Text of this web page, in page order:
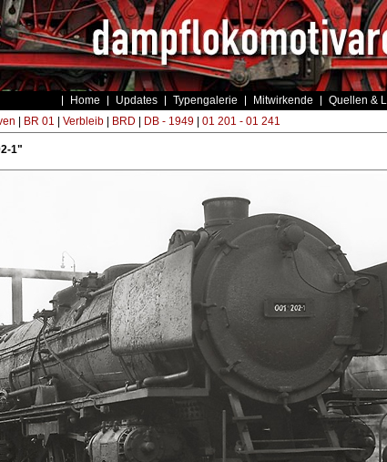
Home Updates Typengalerie Mitwirkende Quellen &
BR 01 Verbleib| BRD DB - 1949| 01 201 - 01 241
1"